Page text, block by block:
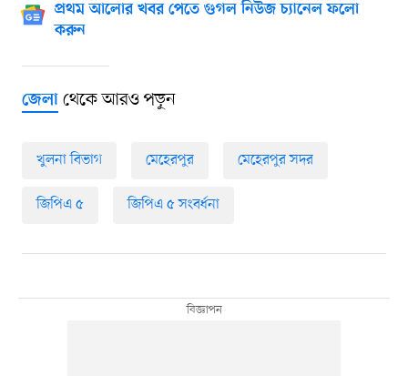
প্রথম আলোর খবর পেতে গুগল নিউজ চ্যানেল ফলো
করুন
জেলাথেকে আরও পড়ুন
খুলনা বিভাগ মেহেরপুর মেহেরপুর সদর
জিপিএ ৫ জিপিএ ৫ সংবর্ধনা